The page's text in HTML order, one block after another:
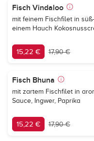
Fisch Vindaloo
mit feinem Fischfilet in
einem Hauch
15,22 € 17,90 €
Fisch Bhuna
mit zartem Fischfilet in
Sauce, Ingwer, Paprika
15,22 € 17,90 €